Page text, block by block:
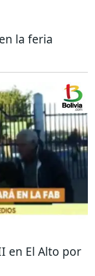
la feria
en El Alto por